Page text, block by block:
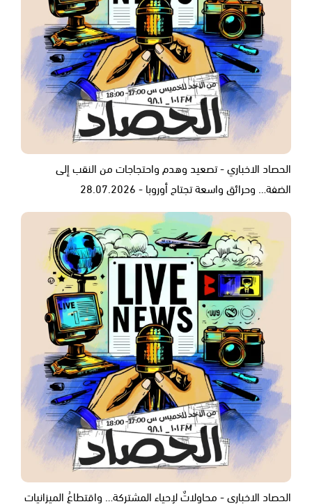
الحصاد الاخباري - تصعيد وهدم واحتجاجات من النقب إلى
الضفة… وحرائق واسعة تجتاح أوروبا - 28.07.2026
الحصاد الاخباري - محاولاتٌ لإحياء المشتركة… واقتطاعُ الميزانيات